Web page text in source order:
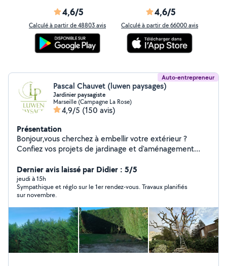
4,6/5
Calculé à partir de 48803 avis
4,6/5
Calculé à partir de 66000 avis
Auto-entrepreneur
Pascal Chauvet (luwen paysages)
Jardinier paysagiste
Marseille (Campagne La Rose)
4,9/5 (150 avis)
Présentation
Bonjour,vous cherchez à embellir votre extérieur ?
Confiez vos projets de jardinage et d'aménagement
Services proposés : Entretien de jardin : Taille de haies,
tonte de pelouse, désherbage, nettoyage des massifs
et de l'espace extérieur. Entretien des espaces verts :
élagage, entretien des plantes,haies, Aménagement de
petits jardins urbains.remise en état complète. Pourquoi
me choisir ? Expertise et expérience de plus de 6ans
dans l'aménagement paysager. Respect de
l'environnement et des saisons. Conseils personnalisés
pour répondre à vos attentes. Tarifs compétitifs et
Dernier avis laissé par Didier : 5/5
jeudi à 15h
Sympathique et réglo sur le 1er rendez-vous. Travaux planifiés
sur novembre.